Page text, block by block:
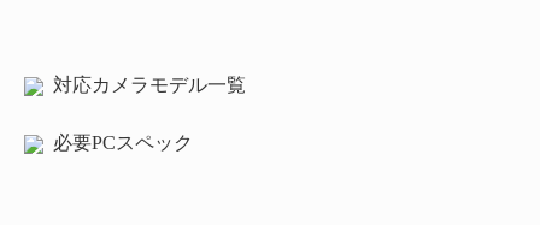
対応カメラモデル一覧
必要PCスペック